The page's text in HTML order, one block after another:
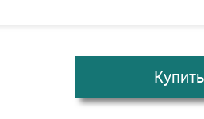
Купить